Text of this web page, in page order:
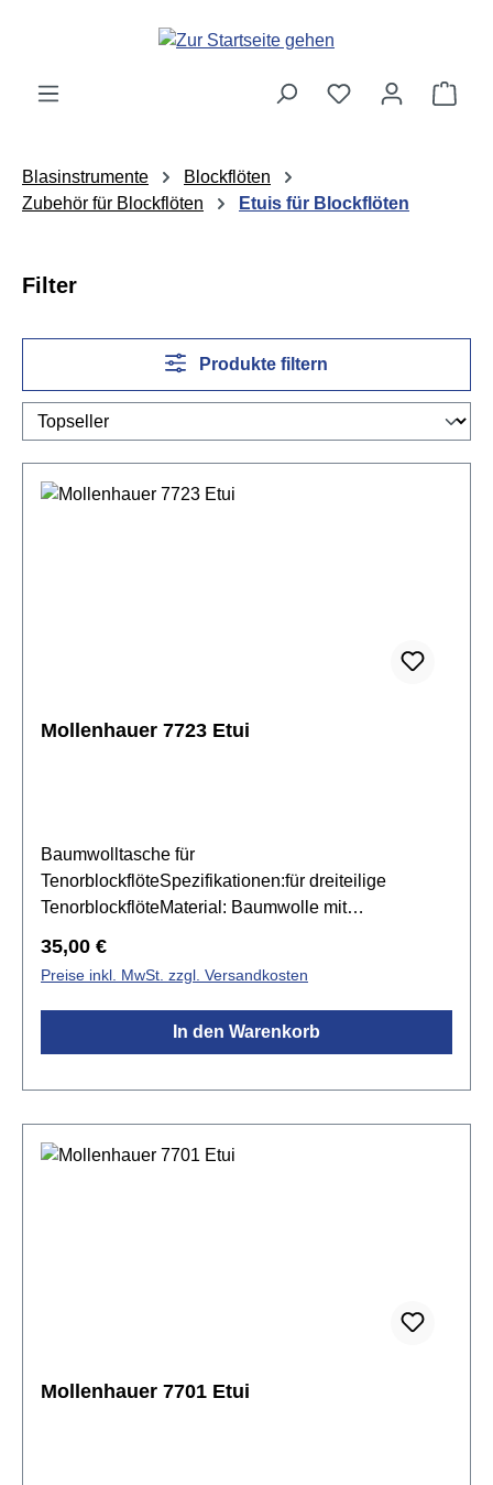
Zum Hauptinhalt springen
Blasinstrumente
Blockflöten
Zubehör für Blockflöten
Etuis für Blockflöten
Filter
Produkte filtern
Mollenhauer 7723 Etui
Baumwolltasche für
TenorblockflöteSpezifikationen:für dreiteilige
TenorblockflöteMaterial: Baumwolle mit
Korkfett und PutzstabFarbe: Bordeauxrot
Regulärer Preis:
35,00 €
Preise inkl. MwSt. zzgl. Versandkosten
In den Warenkorb
Mollenhauer 7701 Etui